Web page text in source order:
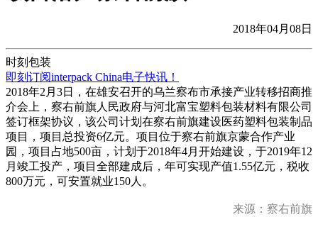
2018年04月08日
时刻包装
即刻订阅interpack China电子快讯！
2018年2月3日，在雄安召开的乌兰察布市承接产业转移招商推
介会上，察右前旗人民政府与河北富宝塑料包装材料有限公司
签订框架协议，该公司计划在察右前旗建设医药塑料包装制品
项目，项目总投资6亿元。项目位于察右前旗京蒙合作产业
园，项目占地500亩，计划于2018年4月开始建设，于2019年12
月竣工投产，项目全部建成后，年可实现产值1.55亿元，税收
800万元，可安置就业150人。
来源：察右前旗